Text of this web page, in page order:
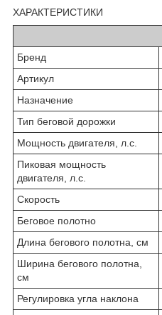
ХАРАКТЕРИСТИКИ
Бренд
Артикул
Назначение
Тип беговой дорожки
Мощность двигателя, л.с.
Пиковая мощность
двигателя, л.с.
Скорость
Беговое полотно
Длина бегового полотна, см
Ширина бегового полотна,
см
Регулировка угла наклона